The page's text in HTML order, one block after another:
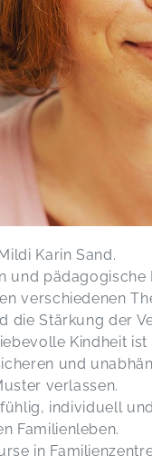
Karin Sand.
und
verschiedenen
die Stärkung der
Kindheit
und
verlassen.
individuell
Familienleben.
in